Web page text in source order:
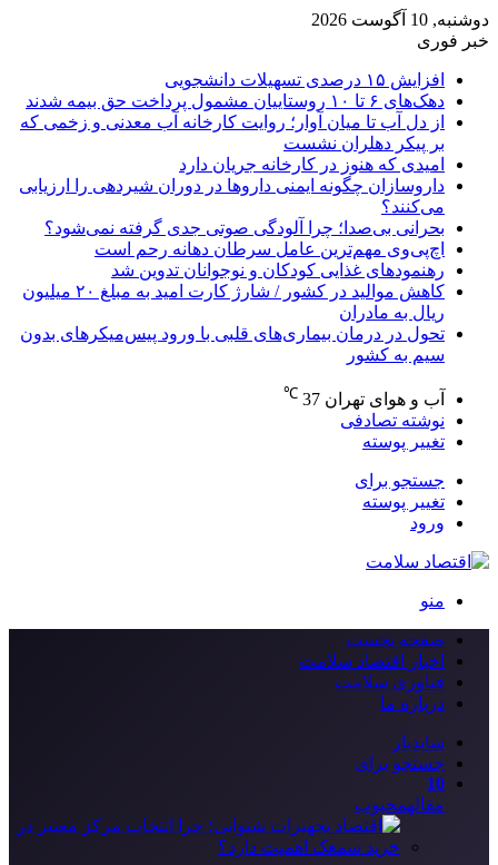
دوشنبه, 10 آگوست 2026
خبر فوری
افزایش ۱۵ درصدی تسهیلات دانشجویی
دهک‌های ۶ تا ۱۰ روستاییان مشمول پرداخت حق بیمه شدند
از دل آب تا میان آوار؛ روایت کارخانه آب معدنی و زخمی که
بر پیکر دهلران نشست
امیدی که هنوز در کارخانه جریان دارد
داروسازان چگونه ایمنی داروها در دوران شیردهی را ارزیابی
می‌کنند؟
بحرانی بی‌صدا؛ چرا آلودگی صوتی جدی گرفته نمی‌شود؟
اچ‌پی‌وی مهم‌ترین عامل سرطان دهانه رحم است
رهنمودهای غذایی کودکان و نوجوانان تدوین شد
کاهش موالید در کشور / شارژ کارت امید به مبلغ ۲۰ میلیون
ریال به مادران
تحول در درمان بیماری‌های قلبی با ورود پیس‌میکرهای بدون
سیم به کشور
آب و هوای تهران 37
℃
نوشته تصادفی
تغییر پوسته
جستجو برای
تغییر پوسته
ورود
منو
صفحه نخست
اخبار اقتصاد سلامت
فناوری سلامت
درباره ما
سایدبار
جستجو برای
10
مقالهمحبوب